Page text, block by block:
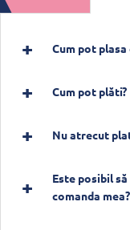
Cum pot plasa
Cum pot plăti?
Nu atrecut
Este posibil
comanda mea?